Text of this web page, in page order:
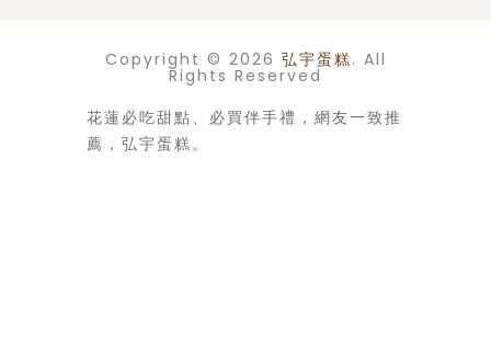
Copyright © 2026 弘宇蛋糕. All
Rights Reserved
花蓮必吃甜點、必買伴手禮，網友一致推
薦，弘宇蛋糕。